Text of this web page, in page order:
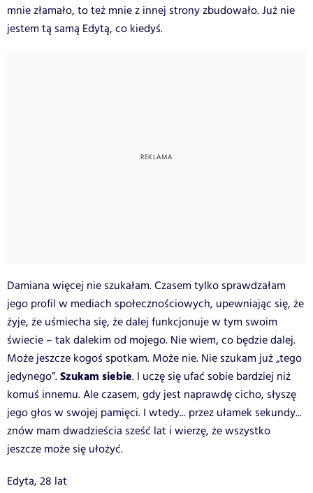
mnie złamało, to też mnie z innej strony zbudowało. Już nie
jestem tą samą Edytą, co kiedyś.
Damiana więcej nie szukałam. Czasem tylko sprawdzałam
jego profil w mediach społecznościowych, upewniając się, że
żyje, że uśmiecha się, że dalej funkcjonuje w tym swoim
świecie – tak dalekim od mojego. Nie wiem, co będzie dalej.
Może jeszcze kogoś spotkam. Może nie. Nie szukam już „tego
jedynego”.Szukam siebie. I uczę się ufać sobie bardziej niż
komuś innemu. Ale czasem, gdy jest naprawdę cicho, słyszę
jego głos w swojej pamięci. I wtedy... przez ułamek sekundy...
znów mam dwadzieścia sześć lat i wierzę, że wszystko
jeszcze może się ułożyć.
Edyta, 28 lat